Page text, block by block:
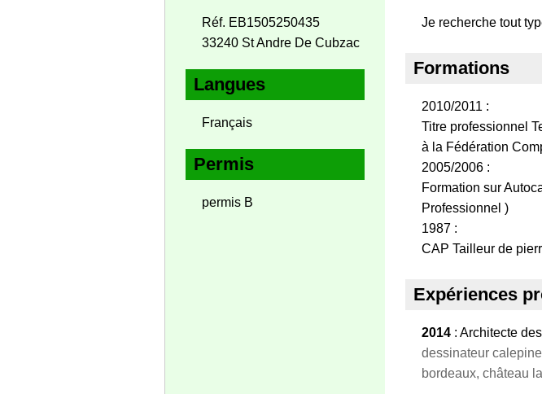
Réf. EB1505250435
33240 St Andre De Cubzac
Langues
Français
Permis
permis B
Je recherche tout
Formations
2010/2011 :
Titre professionnel
à la Fédération
2005/2006 :
Formation sur
Professionnel )
1987 :
CAP Tailleur de
Expériences
2014 : Architecte
dessinateur
bordeaux, château